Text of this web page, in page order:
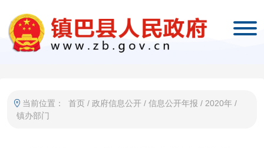
当前位置： 首页 / 政府信息公开 / 信息公开年报 / 2020年 /
镇办部门